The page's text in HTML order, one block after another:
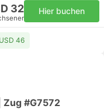
32 Hier buchen
46
#G7572